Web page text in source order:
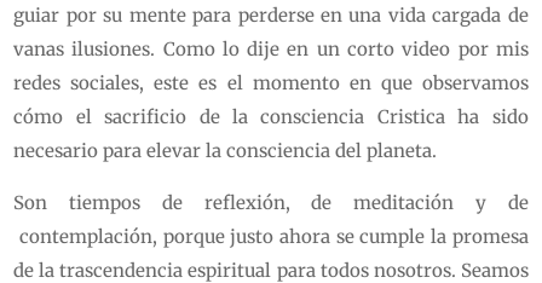
guiar por su mente para perderse en una vida cargada de
vanas ilusiones. Como lo dije en un corto video por mis
redes sociales, este es el momento en que observamos
cómo el sacrificio de la consciencia Cristica ha sido
necesario para elevar la consciencia del planeta.
Son tiempos de reflexión, de meditación y de
contemplación, porque justo ahora se cumple la promesa
de la trascendencia espiritual para todos nosotros. Seamos